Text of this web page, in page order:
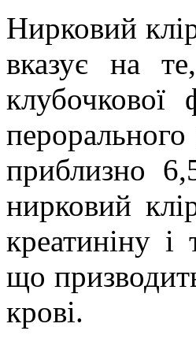
Нирковий
вказує на
клубочкової
приблизно
нирковий
креатиніну і
що
крові.